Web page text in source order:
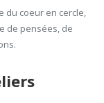
du coeur en cercle,
de pensées, de